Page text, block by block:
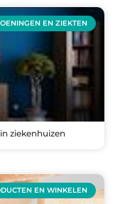
EN ZIEKTEN
ziekenhuizen
EN WINKELEN